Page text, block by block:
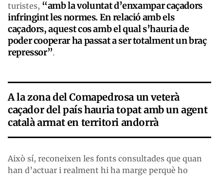
turistes, “amb la voluntat d’enxampar caçadors
infringint les normes. En relació amb els
caçadors, aquest cos amb el qual s’hauria de
poder cooperar ha passat a ser totalment un braç
repressor”.
A la zona del Comapedrosa un veterà
caçador del país hauria topat amb un agent
català armat en territori andorrà
Això sí, reconeixen les fonts consultades que quan
han d’actuar i realment hi ha marge perquè ho